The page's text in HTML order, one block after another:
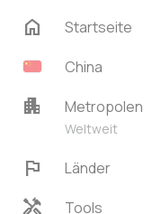
home
Startseite
China
apartment Metropolen
Weltweit
flag Länder
handyman Tools